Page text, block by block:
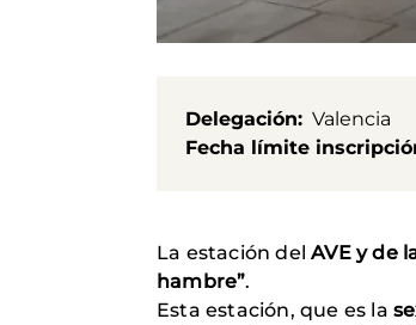
Delegación
Valencia
Fecha límite
La estación delAVE y de
hambre”.
Esta estación, que es la